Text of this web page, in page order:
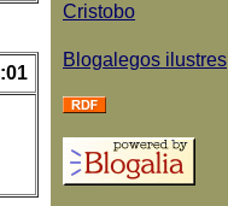
Cristobo
Blogalegos ilustres